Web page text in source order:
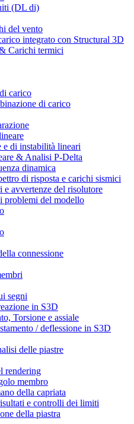
(DL di)
del vento
integrato con Structural 3D
Carichi termici
carico
di carico
e di instabilità lineari
& Analisi P-Delta
dinamica
di risposta e carichi sismici
e avvertenze del risolutore
problemi del modello
connessione
segni
in S3D
Torsione e assiale
/ deflessione in S3D
delle piastre
rendering
membro
della capriata
e controlli dei limiti
della piastra